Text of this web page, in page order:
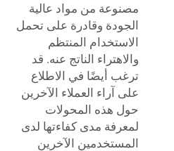
مصنوعة من مواد عالية
الجودة وقادرة على تحمل
الاستخدام المنتظم
والاهتراء الناتج عنه. قد
ترغب أيضًا في الاطلاع
على آراء العملاء الآخرين
حول هذه المحولات
لمعرفة مدى كفاءتها لدى
المستخدمين الآخرين